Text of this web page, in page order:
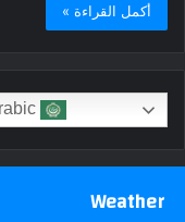
أكمل القراءة »
Weather